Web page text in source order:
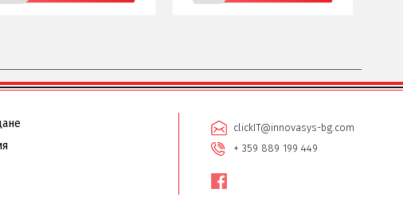
clickIT@innovasys-bg.com
+ 359 889 199 449